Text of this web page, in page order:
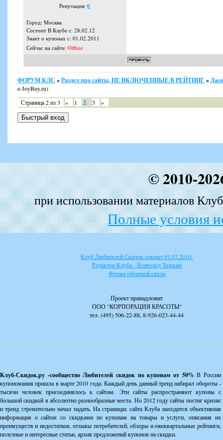
Репутация:0
Город: Москва
Состоит В Клубе с: 28.02.12
Знает о купонах с: 01.02.2011
Сейчас на сайте: Offline
ФОРУМ КЛС »Раздел про сайты, НЕ ВКЛЮЧЕННЫЕ В РЕЙТИНГ »
о JoyBuy.ru)
Страница2из3 « 1 2 3 »
© 2010-
при использовании материалов
Полные условия
Клуб Любителей Скидок открыт 01.07.2010.
Редактор Клуба - Всеволод Тюркин
Форма обратной связи
Проект принадлежит
ООО "КОРПОРАЦИЯ КРАСОТЫ"
тел. (495) 506-22-88, 8-926-023-44-44
Клуб-Скидок.ру -сообщество Любителей скидок по купонам от 50%В России
купономания пришла в марте 2010 года. Каждый день данный тренд набирал обороты -
тысячи человек присоединялось к сайтам. Эти сайты распространяют купоны с
большой скидкой в абсолютно разнообразные места. Но 2012 году сайты постиг кризис
и тренд стремительно начал падать. На страницах сайта Клуба находится объективная
информация о сайтах со скидками по купонам на товары и услуги, описания их
преимуществ и недостатков, отзывы потребителей, обзоры и ежеквартальные рейтинги,
полезные и интересные статьи, архив предложений купонов на скидки.